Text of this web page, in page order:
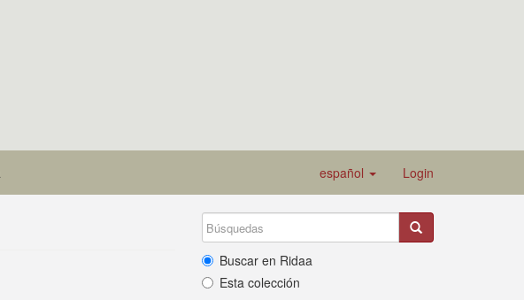
español Login
Buscar en Ridaa
Esta colección